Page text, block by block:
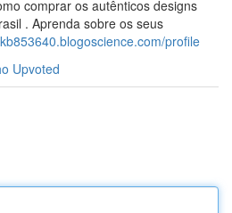
comprar os autênticos designs
. Aprenda sobre os seus
profile
Upvoted